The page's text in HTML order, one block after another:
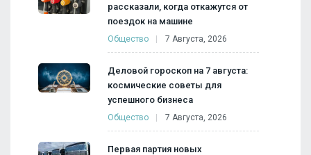
рассказали, когда откажутся от
поездок на машине
Общество 7 Августа, 2026
Деловой гороскоп на 7 августа:
космические советы для
успешного бизнеса
Общество 7 Августа, 2026
Первая партия новых